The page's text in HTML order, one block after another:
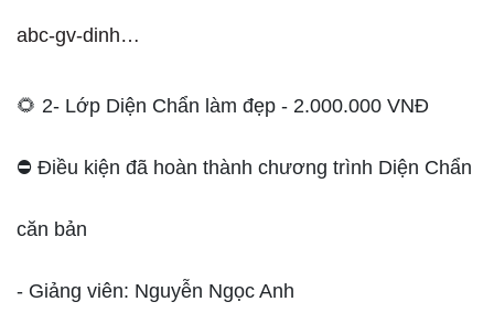
abc-gv-dinh…
🌻 2- Lớp Diện Chẩn làm đẹp - 2.000.000 VNĐ
⛔️ Điều kiện đã hoàn thành chương trình Diện Chẩn
căn bản
- Giảng viên: Nguyễn Ngọc Anh